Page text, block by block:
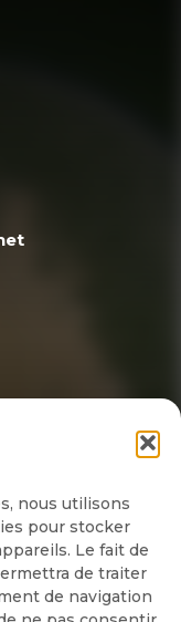
nous utilisons
pour stocker
Le fait de
de traiter
de navigation